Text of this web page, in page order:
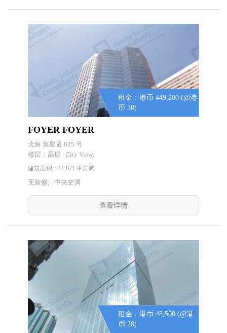
租金：港币 449,200 (@港
币 38)
FOYER FOYER
北角 英皇道 625 号
楼层： 高层 | City View;
建筑面积：11,821 平方呎
无装修; | 中央空调
查看详情
租金：港币 48,500 (@港
币 28)